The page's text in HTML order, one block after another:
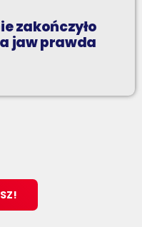
zakończyło
jaw prawda